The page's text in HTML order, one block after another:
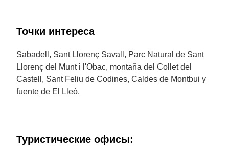
Точки интереса
Sabadell, Sant Llorenç Savall, Parc Natural de Sant
Llorenç del Munt i l'Obac, montaña del Collet del
Castell, Sant Feliu de Codines, Caldes de Montbui y
fuente de El Lleó.
Туристические офисы: